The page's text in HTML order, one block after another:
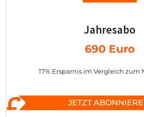
Jahresabo
690 Euro
17% Ersparnis im Vergleich zum
JETZT